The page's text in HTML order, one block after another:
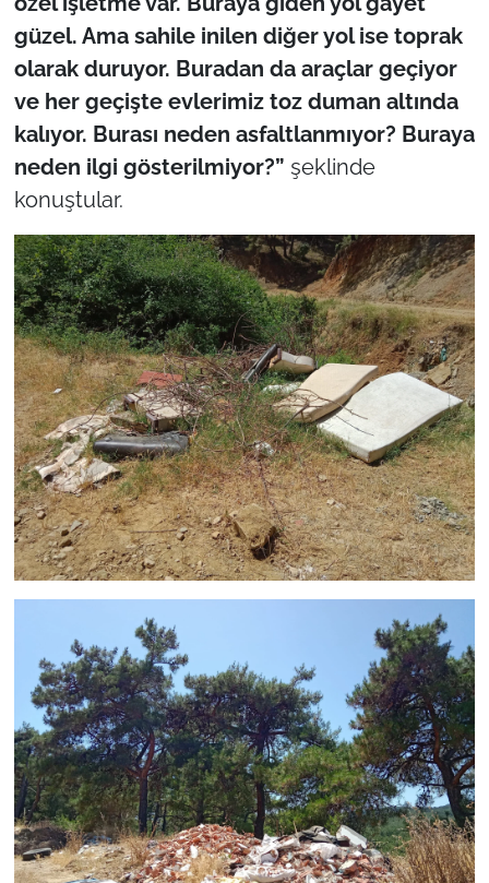
güzel. Ama sahile inilen diğer yol ise toprak
olarak duruyor. Buradan da araçlar geçiyor
ve her geçişte evlerimiz toz duman altında
kalıyor. Burası neden asfaltlanmıyor? Buraya
neden ilgi gösterilmiyor?” şeklinde
konuştular.
Gündem-Eğitim